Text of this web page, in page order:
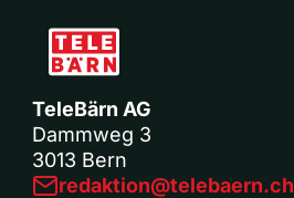
TeleBärn AG
Dammweg 3
3013 Bern
redaktion@telebaern.ch